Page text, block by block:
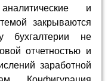
и
закрываются
бухгалтерии не
отчетностью и
заработной